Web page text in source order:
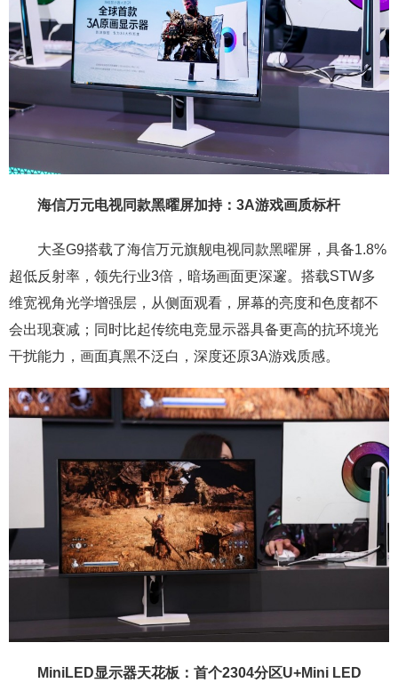
海信万元电视同款黑曜屏加持：3A游戏画质标杆
大圣G9搭载了海信万元旗舰电视同款黑曜屏，具备1.8%
超低反射率，领先行业3倍，暗场画面更深邃。搭载STW多
维宽视角光学增强层，从侧面观看，屏幕的亮度和色度都不
会出现衰减；同时比起传统电竞显示器具备更高的抗环境光
干扰能力，画面真黑不泛白，深度还原3A游戏质感。
MiniLED显示器天花板：首个2304分区U+Mini LED